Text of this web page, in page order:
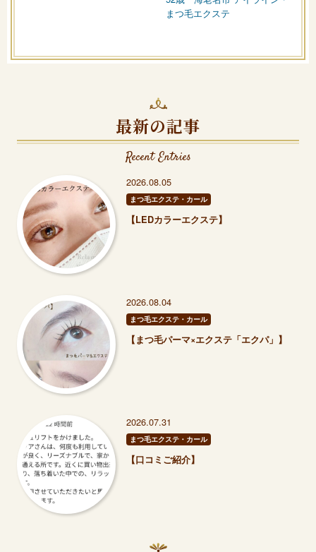
まつ毛エクステ
最新の記事
Recent Entries
2026.08.05
まつ毛エクステ・カール
【LEDカラーエクステ】
2026.08.04
まつ毛エクステ・カール
【まつ毛パーマ×エクステ「エクパ」】
2026.07.31
まつ毛エクステ・カール
【口コミご紹介】